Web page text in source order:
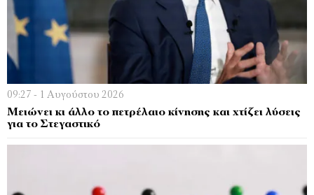
09:27 - 1 Αυγούστου 2026
Μειώνει κι άλλο το πετρέλαιο κίνησης και χτίζει λύσεις
για το Στεγαστικό